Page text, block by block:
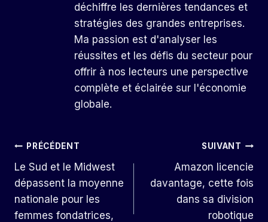
déchiffre les dernières tendances et
stratégies des grandes entreprises.
Ma passion est d'analyser les
réussites et les défis du secteur pour
offrir à nos lecteurs une perspective
complète et éclairée sur l'économie
globale.
Navigation
De
L’article
PRÉCÉDENT
Le Sud et le Midwest
dépassent la moyenne
nationale pour les
femmes fondatrices,
SUIVANT
Amazon licencie
davantage, cette fois
dans sa division
robotique